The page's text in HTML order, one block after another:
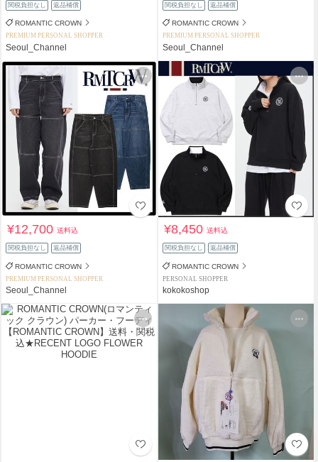
関税負担なし 返品補償
ROMANTIC CROWN
PREMIUM PERSONAL SHOPPER
Seoul_Channel
関税負担なし 返品補償
ROMANTIC CROWN
PREMIUM PERSONAL SHOPPER
Seoul_Channel
¥12,700送料込
関税負担なし 返品補償
ROMANTIC CROWN
PREMIUM PERSONAL SHOPPER
Seoul_Channel
¥8,450送料込
関税負担なし 返品補償
ROMANTIC CROWN
PERSONAL SHOPPER
kokokoshop